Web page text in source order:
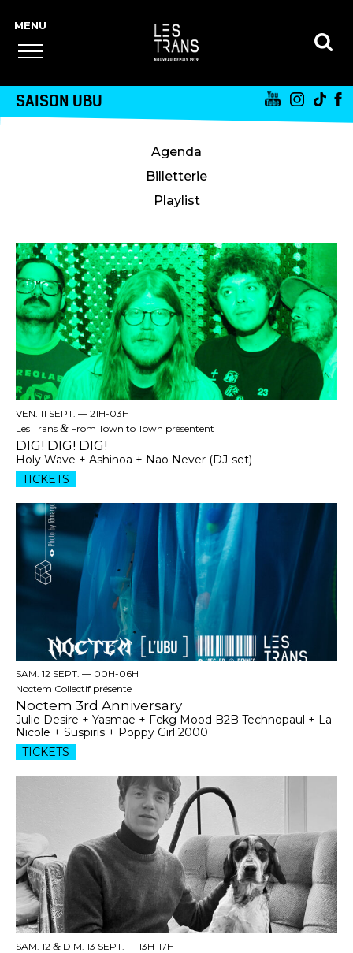
SAISON UBU
Agenda
Billetterie
Playlist
VEN. 11 SEPT. — 21H-03H
Les Trans & From Town to Town présentent
DIG! DIG! DIG!
Holy Wave + Ashinoa + Nao Never (DJ-set)
TICKETS
SAM. 12 SEPT. — 00H-06H
Noctem Collectif présente
Noctem 3rd Anniversary
Julie Desire + Yasmae + Fckg Mood B2B Technopaul + La
Nicole + Suspiris + Poppy Girl 2000
TICKETS
SAM. 12 & DIM. 13 SEPT. — 13H-17H